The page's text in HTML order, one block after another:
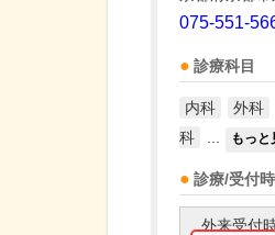
075-551-
診療科目
内科 外科
科
もっと
診療/受付
外来受付